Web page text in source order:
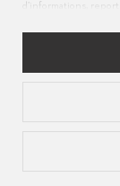
UTILISATION
d’informations,